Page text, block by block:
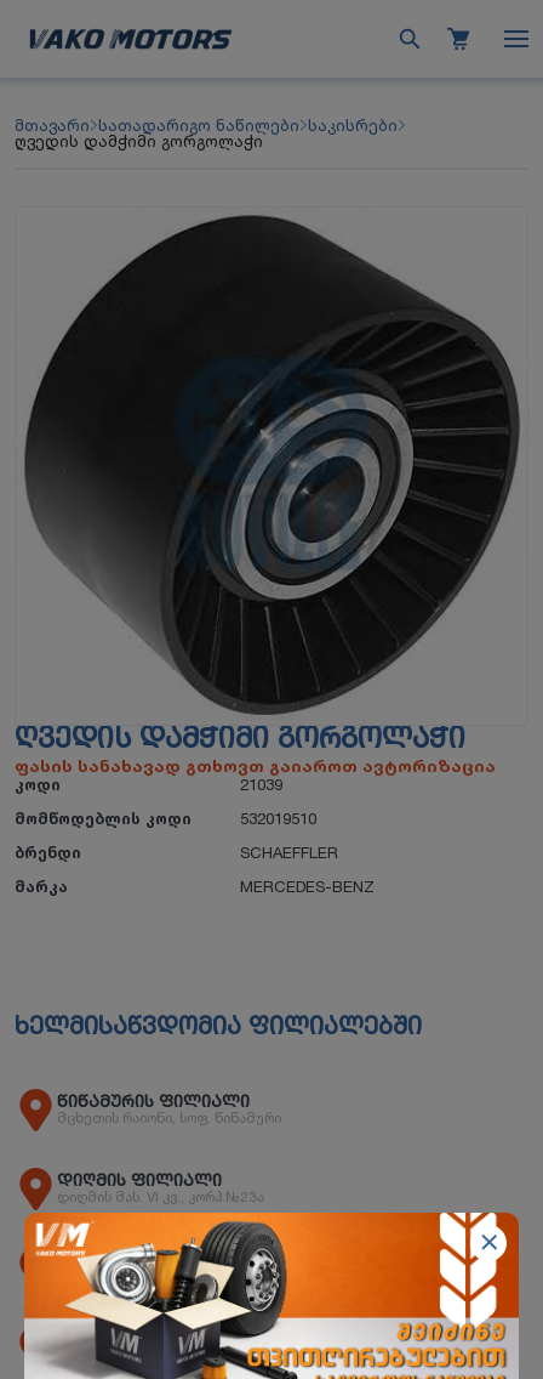
მთავარი სათადარიგო ნაწილები საკისრები
ღვედის დამჭიმი გორგოლაჭი
ᲦᲕᲔᲓᲘᲡ ᲓᲐᲛᲭᲘᲛᲘ ᲒᲝᲠᲒᲝᲚᲐᲭᲘ
ფასის სანახავად გთხოვთ გაიაროთ ავტორიზაცია
კოდი
21039
მომწოდებლის კოდი
532019510
ბრენდი
SCHAEFFLER
მარკა
MERCEDES-BENZ
ხელმისაწვდომია ფილიალებში
წიწამურის ფილიალი
მცხეთის რაიონი, სოფ. წიწამური
დიღმის ფილიალი
დიღმის მას. VI კვ., კორპ.№23ა
ორხევის ფილიალი
ორხევის დასახლება, ჩანტლაძის N15
ზესტაფონის ფილიალი
ზესტაფონი, სოფ. არგვეთა